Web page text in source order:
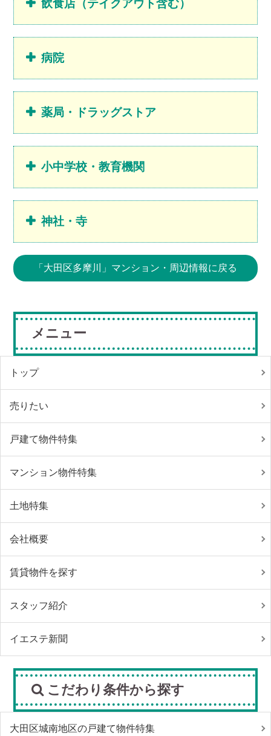
飲食店（テイクアウト含む）
病院
薬局・ドラッグストア
小中学校・教育機関
神社・寺
「大田区多摩川」マンション・周辺情報に戻る
メニュー
トップ
売りたい
戸建て物件特集
マンション物件特集
土地特集
会社概要
賃貸物件を探す
スタッフ紹介
イエステ新聞
こだわり条件から探す
大田区城南地区の戸建て物件特集